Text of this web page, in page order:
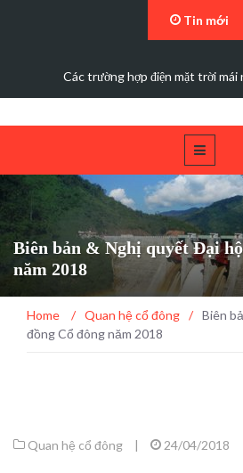
Tin mới
Các trường hợp điện mặt trời mái
Biên bản & Nghị quyết Đại
năm 2018
Home / Quan hệ cổ đông / Biên
đồng Cổ đông năm 2018
Quan hệ cổ đông | 24/04/2018